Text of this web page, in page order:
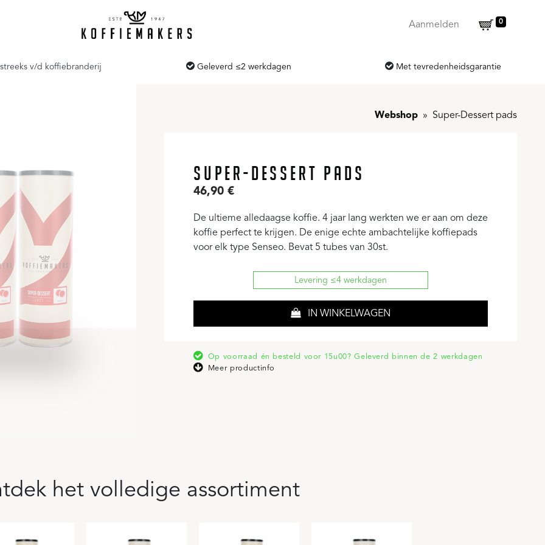
Aanmelden 0
v/d koffiebranderij Geleverd ≤2 werkdagen Met tevredenheidsgarantie
Webshop Super-Dessert pads
SUPER-DESSERT PADS
46,90 €
De ultieme alledaagse koffie. 4 jaar lang werkten we er aan om deze
koffie perfect te krijgen. De enige echte ambachtelijke koffiepads
voor elk type Senseo. Bevat 5 tubes van 30st.
Levering ≤4 werkdagen
IN WINKELWAGEN
Op voorraad én besteld voor 15u00? Geleverd binnen de 2 werkdagen
Meer productinfo
het volledige assortiment